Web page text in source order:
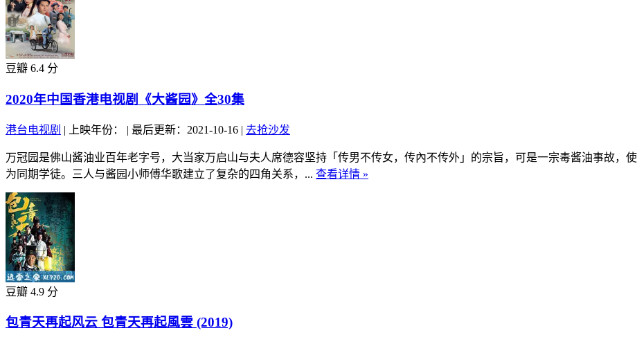
豆瓣 6.4 分
2020年中国香港电视剧《大酱园》全30集
港台电视剧 | 上映年份： | 最后更新：2021-10-16 | 去抢沙发
万冠园是佛山酱油业百年老字号，大当家万启山与夫人席德容坚持「传男不传女，传內不传外」的宗旨，可是一宗毒酱油事故，
为同期学徒。三人与酱园小师傅华歌建立了复杂的四角关系，... 查看详情 »
豆瓣 4.9 分
包青天再起风云 包青天再起風雲 (2019)